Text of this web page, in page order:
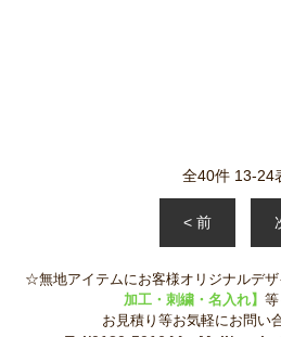
全40件 13-24
< 前
☆無地アイテムにお客様オリジナルデザ
加工・刺繍・名入れ】
お見積り等お気軽にお問い